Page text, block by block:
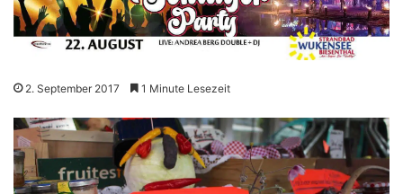
2. September 2017 1 Minute Lesezeit